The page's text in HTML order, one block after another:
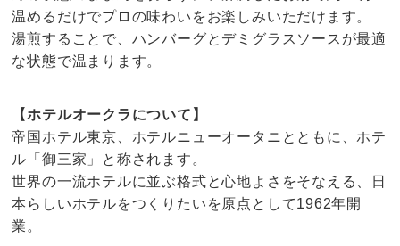
温めるだけでプロの味わいをお楽しみいただけます。
湯煎することで、ハンバーグとデミグラスソースが最適
な状態で温まります。
【ホテルオークラについて】
帝国ホテル東京、ホテルニューオータニとともに、ホテ
ル「御三家」と称されます。
世界の一流ホテルに並ぶ格式と心地よさをそなえる、日
本らしいホテルをつくりたいを原点として1962年開
業。